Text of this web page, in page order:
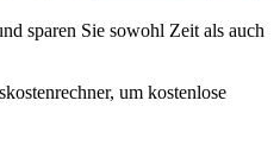
sparen Sie sowohl Zeit als auch
um kostenlose